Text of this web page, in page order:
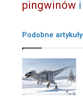
pingwinów i
Podobne artykuły